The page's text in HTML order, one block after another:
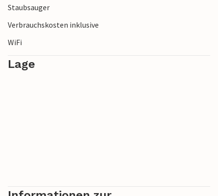
Staubsauger
Verbrauchskosten inklusive
WiFi
Lage